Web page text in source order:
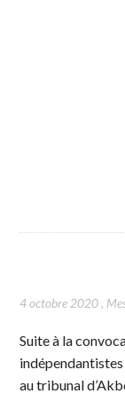
4 octobre 2020,
Suite à la
au tribunal